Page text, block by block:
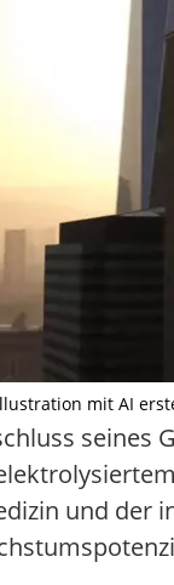
mit AI
seines
und der